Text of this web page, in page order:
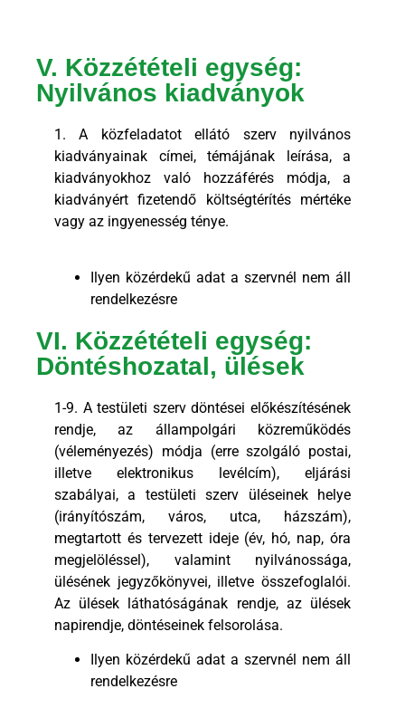
V. Közzétételi egység:
Nyilvános kiadványok
1. A közfeladatot ellátó szerv nyilvános
kiadványainak címei, témájának leírása, a
kiadványokhoz való hozzáférés módja, a
kiadványért fizetendő költségtérítés mértéke
vagy az ingyenesség ténye.
Ilyen közérdekű adat a szervnél nem áll
rendelkezésre
VI. Közzétételi egység:
Döntéshozatal, ülések
1-9. A testületi szerv döntései előkészítésének
rendje, az állampolgári közreműködés
(véleményezés) módja (erre szolgáló postai,
illetve elektronikus levélcím), eljárási
szabályai, a testületi szerv üléseinek helye
(irányítószám, város, utca, házszám),
megtartott és tervezett ideje (év, hó, nap, óra
megjelöléssel), valamint nyilvánossága,
ülésének jegyzőkönyvei, illetve összefoglalói.
Az ülések láthatóságának rendje, az ülések
napirendje, döntéseinek felsorolása.
Ilyen közérdekű adat a szervnél nem áll
rendelkezésre